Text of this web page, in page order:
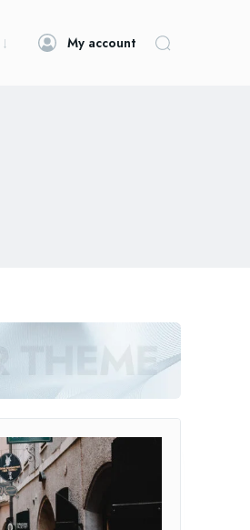
My account